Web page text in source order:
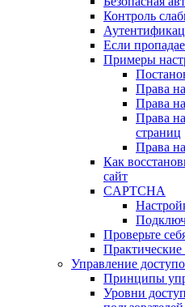
Контроль
Если
Примеры
Права
Права
Права
страниц
Права
Как
сайт
CAPTCHA
Проверьте
Практические
Управление
Принципы
Уровни